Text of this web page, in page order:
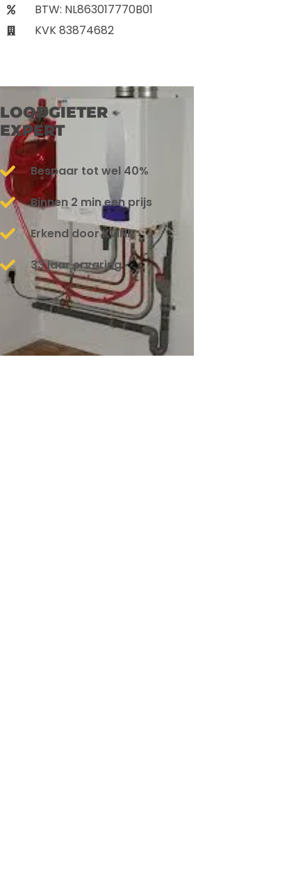
BTW: NL863017770B01
KVK 83874682
LOODGIETER
EXPERT
Bespaar tot wel 40%
Binnen 2 min een prijs
Erkend door KvINL
33 jaar ervaring